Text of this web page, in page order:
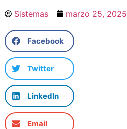
Sistemas marzo 25, 2025
Facebook
Twitter
LinkedIn
Email